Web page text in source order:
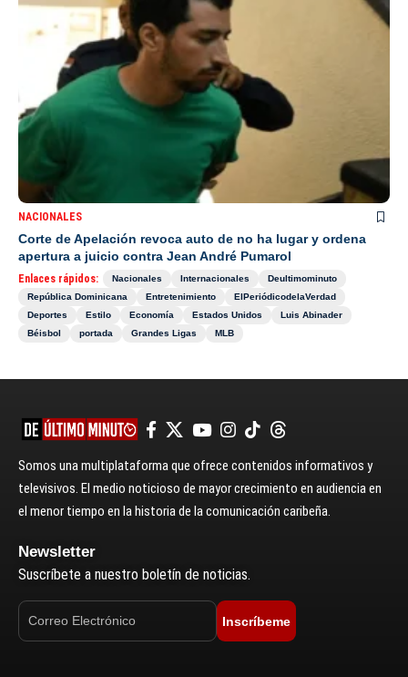
NACIONALES
Corte de Apelación revoca auto de no ha lugar y ordena
apertura a juicio contra Jean André Pumarol
Enlaces rápidos: Nacionales Internacionales
Deultimominuto
República Dominicana
Entretenimiento
ElPeriódicodelaVerdad
Deportes
Estilo Economía Estados Unidos
Luis Abinader
Béisbol
portada Grandes Ligas MLB
Somos una multiplataforma que ofrece contenidos informativos y
televisivos. El medio noticioso de mayor crecimiento en audiencia en
el menor tiempo en la historia de la comunicación caribeña.
Newsletter
Suscríbete a nuestro boletín de noticias.
Inscríbeme